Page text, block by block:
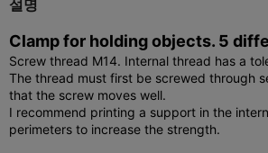
설명
Clamp for holding objects. 5
Screw thread M14. Internal thread has a
The thread must first be screwed through
that the screw moves well.
I recommend printing a support in the
perimeters to increase the strength.